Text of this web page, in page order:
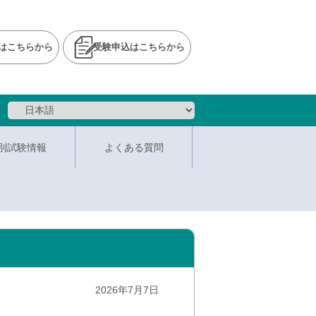
こちらから 受験申込はこちらから
試験情報 よくある質問
2026年7月7日